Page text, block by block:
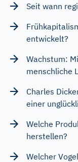
Seit wann
entwickelt?
Wachstum:
menschliche
Charles
einer
Welche
herstellen?
Welcher